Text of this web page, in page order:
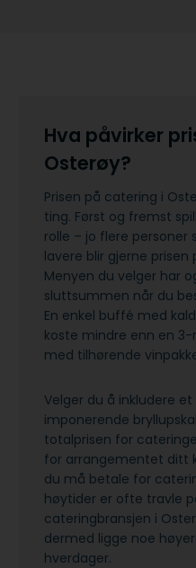
Hva påvirker
Osterøy?
Prisen på catering i
ting. Først og fremst
rolle – jo flere personer
lavere blir gjerne prisen
Menyen du velger har
sluttsummen når du
En enkel buffé med
koste mindre enn en
med tilhørende
Velger du å inkludere
imponerende
totalprisen for
for arrangementet ditt
du må betale for
høytider er ofte travle
cateringbransjen i
dermed ligge noe
hverdager.